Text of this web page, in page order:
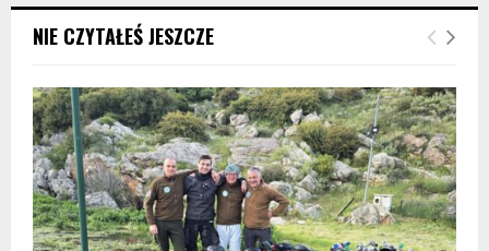
NIE CZYTAŁEŚ JESZCZE